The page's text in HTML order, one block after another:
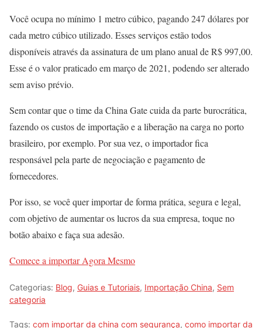
Você ocupa no mínimo 1 metro cúbico, pagando 247 dólares por
cada metro cúbico utilizado. Esses serviços estão todos
disponíveis através da assinatura de um plano anual de R$ 997,00.
Esse é o valor praticado em março de 2021, podendo ser alterado
sem aviso prévio.
Sem contar que o time da China Gate cuida da parte burocrática,
fazendo os custos de importação e a liberação na carga no porto
brasileiro, por exemplo. Por sua vez, o importador fica
responsável pela parte de negociação e pagamento de
fornecedores.
Por isso, se você quer importar de forma prática, segura e legal,
com objetivo de aumentar os lucros da sua empresa, toque no
botão abaixo e faça sua adesão.
Comece a importar Agora Mesmo
Categorias: Blog, Guias e Tutoriais, Importação China, Sem
categoria
Tags: com importar da china com segurança, como importar da